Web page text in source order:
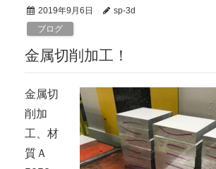
2019年9月6日
sp-3d
ブログ
金属切削加工！
金属切
削加
工、材
質Ａ